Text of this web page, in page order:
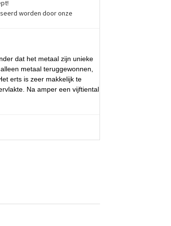
worden door onze
dat het metaal zijn unieke
metaal teruggewonnen,
erts is zeer makkelijk te
Na amper een vijftiental